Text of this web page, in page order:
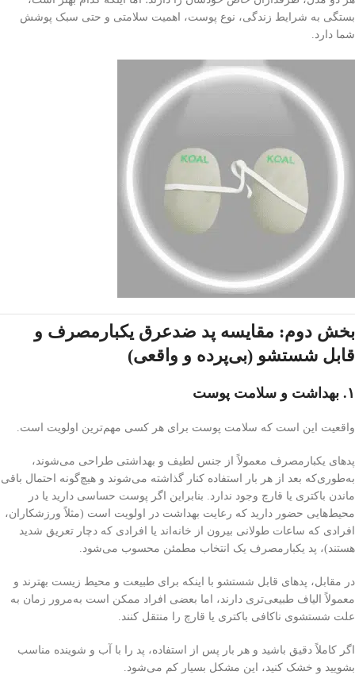
بستگی به شرایط زندگی، نوع پوست، اهمیت سلامتی و حتی سبک پوشش
شما دارد.
بخش دوم: مقایسه پد ضدعرق یکبارمصرف و
قابل شستشو (بی‌پرده و واقعی)
۱. بهداشت و سلامت پوست
واقعیت این است که سلامت پوست برای هر کسی مهم‌ترین اولویت است.
پدهای یکبارمصرف معمولاً از جنس لطیف و بهداشتی طراحی می‌شوند،
به‌طوری‌که بعد از هر بار استفاده کنار گذاشته می‌شوند و هیچ‌گونه احتمال باقی
ماندن باکتری یا قارچ وجود ندارد. بنابراین اگر پوست حساسی دارید یا در
محیط‌هایی حضور دارید که رعایت بهداشت در اولویت است (مثلاً ورزشکاران،
افرادی که ساعات طولانی بیرون از خانه‌اند یا افرادی که دچار تعریق شدید
هستند)، پد یکبارمصرف یک انتخاب مطمئن محسوب می‌شود.
در مقابل، پدهای قابل شستشو با اینکه برای طبیعت و محیط زیست بهترند و
معمولاً الیاف طبیعی‌تری دارند، اما بعضی افراد ممکن است به‌مرور زمان به
علت شستشوی ناکافی باکتری یا قارچ را منتقل کنند.
اگر کاملاً دقیق باشید و هر بار پس از استفاده، پد را با آب و شوینده مناسب
بشویید و خشک کنید، این مشکل بسیار کم می‌شود.